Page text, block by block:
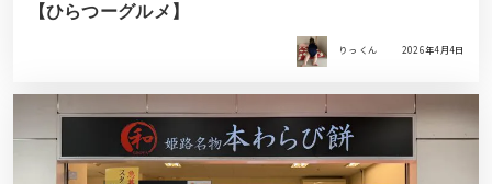
【ひらつーグルメ】
りっ くん 2026年4月4日